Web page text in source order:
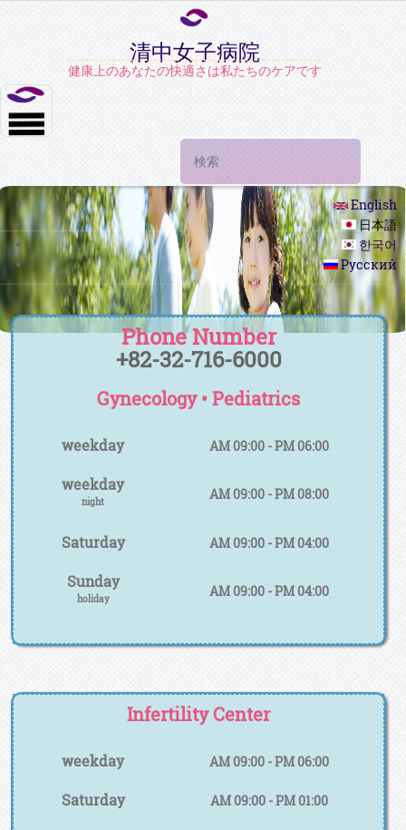
清中女子病院
健康上のあなたの快適さは私たちのケアです
検索フォーム
English
日本語
한국어
Русский
Phone Number
+82-32-716-6000
Gynecology • Pediatrics
weekday AM 09:00 - PM 06:00
weekday
night AM 09:00 - PM 08:00
Saturday AM 09:00 - PM 04:00
Sunday
holiday AM 09:00 - PM 04:00
Infertility Center
weekday AM 09:00 - PM 06:00
Saturday AM 09:00 - PM 01:00